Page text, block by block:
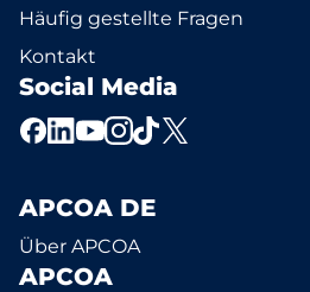
Häufig gestellte Fragen
Kontakt
Social Media
APCOA DE
Über APCOA
APCOA